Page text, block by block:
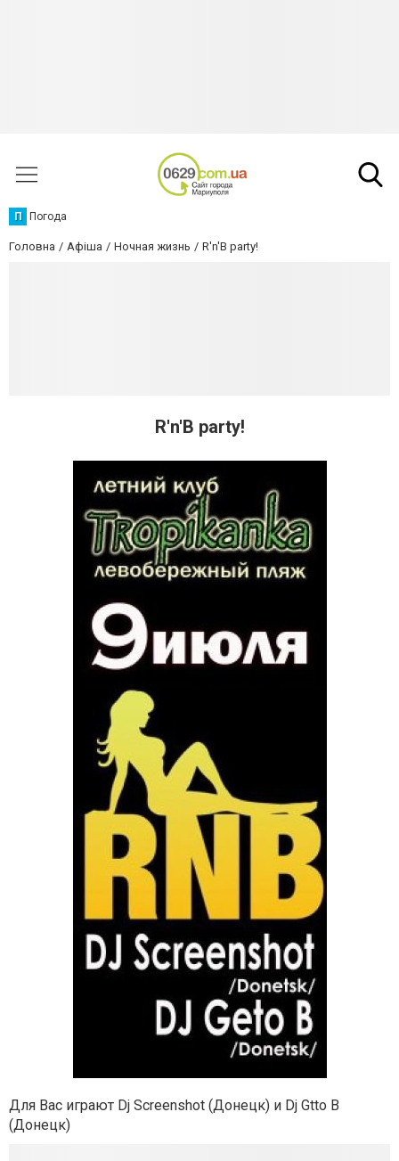
П Погода
Головна Афіша Ночная жизнь R'n'B party!
R'n'B party!
Для Вас играют Dj Screenshot (Донецк) и Dj Gtto B
(Донецк)